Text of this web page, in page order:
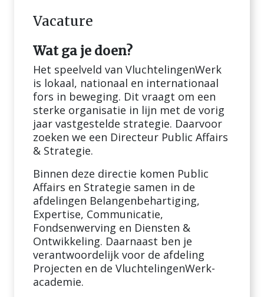
Vacature
Wat ga je doen?
Het speelveld van VluchtelingenWerk
is lokaal, nationaal en internationaal
fors in beweging. Dit vraagt om een
sterke organisatie in lijn met de vorig
jaar vastgestelde strategie. Daarvoor
zoeken we een Directeur Public Affairs
& Strategie.
Binnen deze directie komen Public
Affairs en Strategie samen in de
afdelingen Belangenbehartiging,
Expertise, Communicatie,
Fondsenwerving en Diensten &
Ontwikkeling. Daarnaast ben je
verantwoordelijk voor de afdeling
Projecten en de VluchtelingenWerk-
academie.